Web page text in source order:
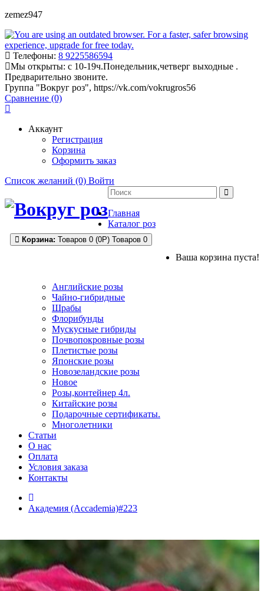
zemez947
Телефоны: 8 9225586594
Мы открыты: с 10-19ч.Понедельник,четверг выходные .
Предварительно звоните.
Группа "Вокруг роз", https://vk.com/vokrugros56
Сравнение (0)
Аккаунт
Регистрация
Корзина
Оформить заказ
Список желаний (0) Войти
Корзина: Товаров 0 (0Р) Товаров 0
Ваша корзина пуста!
Главная
Каталог роз
Английские розы
Чайно-гибридные
Шрабы
Флорибунды
Мускусные гибриды
Почвопокровные розы
Плетистые розы
Японские розы
Новозеландские розы
Новое
Розы,контейнер 4л.
Китайские розы
Подарочные сертификаты.
Многолетники
Статьи
О нас
Оплата
Условия заказа
Контакты
Академия (Accademia)#223